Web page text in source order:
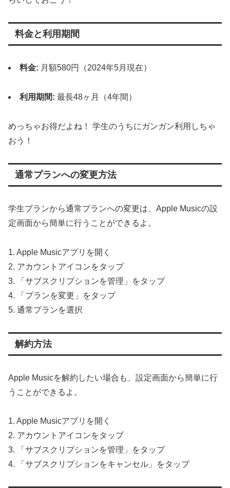
料金と利用期間
料金: 月額580円（2024年5月現在）
利用期間: 最長48ヶ月（4年間）
めっちゃお得だよね！ 学生のうちにガンガン利用しちゃ
おう！
通常プランへの変更方法
学生プランから通常プランへの変更は、Apple Musicの設
定画面から簡単に行うことができるよ。
1. Apple Musicアプリを開く
2. アカウントアイコンをタップ
3. 「サブスクリプションを管理」をタップ
4. 「プランを変更」をタップ
5. 通常プランを選択
解約方法
Apple Musicを解約したい場合も、設定画面から簡単に行
うことができるよ。
1. Apple Musicアプリを開く
2. アカウントアイコンをタップ
3. 「サブスクリプションを管理」をタップ
4. 「サブスクリプションをキャンセル」をタップ